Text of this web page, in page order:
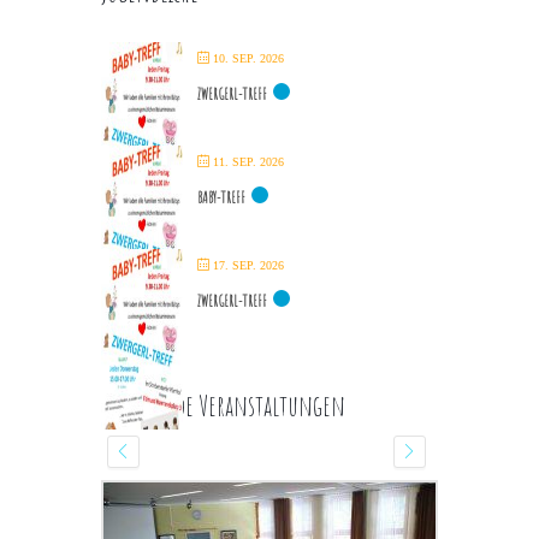
10. SEP. 2026
ZWERGERL-TREFF
11. SEP. 2026
BABY-TREFF
17. SEP. 2026
ZWERGERL-TREFF
Kommende Veranstaltungen